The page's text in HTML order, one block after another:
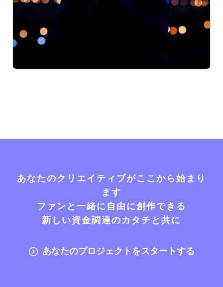
あなたのクリエイティブがここから始まり
ます
ファンと一緒に自由に創作できる
新しい資金調達のカタチと共に
あなたのプロジェクトをスタートする